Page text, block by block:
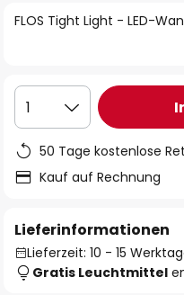
FLOS Tight Light - LED-
1
50 Tage kostenlose
Kauf auf Rechnung
Lieferinformationen
Lieferzeit: 10 - 15
Gratis Leuchtmittel